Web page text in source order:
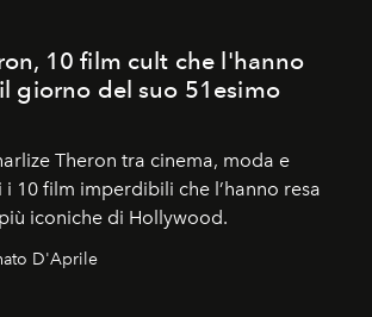
10 film cult che l'hanno
giorno del suo 51esimo
Theron tra cinema, moda e
10 film imperdibili che l’hanno resa
iconiche di Hollywood.
D'Aprile